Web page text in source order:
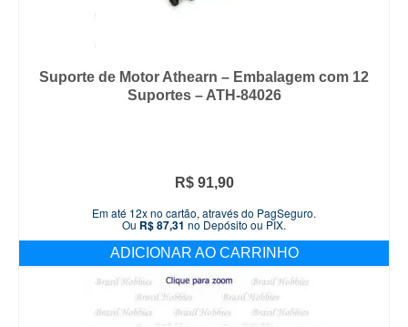
Suporte de Motor Athearn – Embalagem com 12
Suportes – ATH-84026
R$91,90
Em até 12x no cartão, através do PagSeguro.
Ou R$87,31 no Depósito ou PIX.
ADICIONAR AO CARRINHO